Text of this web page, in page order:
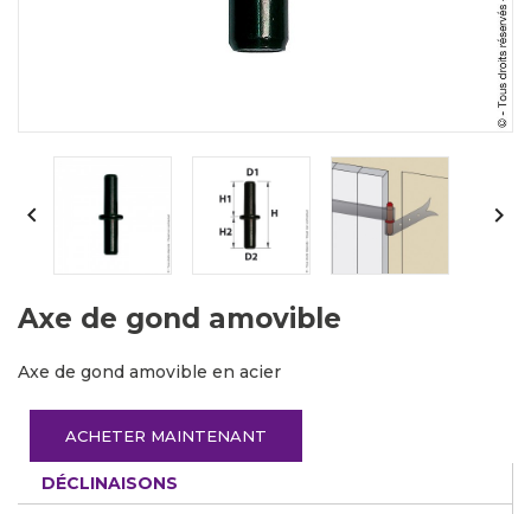
 
Axe de gond amovible
Axe de gond amovible en acier
ACHETER MAINTENANT
DÉCLINAISONS